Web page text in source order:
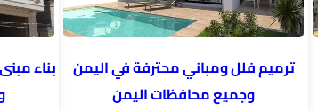
ترميم فلل ومباني محترفة في اليمن
وجميع محافظات اليمن
بناء